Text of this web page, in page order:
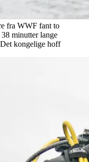
fra WWF fant to
minutter lange
kongelige hoff